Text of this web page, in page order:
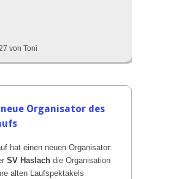
SVH,
0:3
SV
Fautenbach
von Toni
neue Organisator des
hat einen neuen Organisator:
SV Haslach die Organisation
alten Laufspektakels